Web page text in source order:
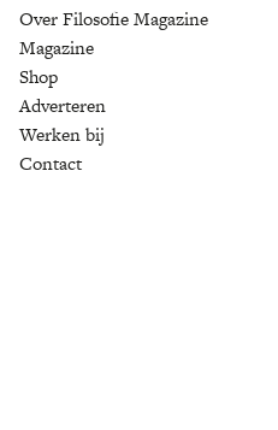
Over Filosofie Magazine
Magazine
Shop
Adverteren
Werken bij
Contact